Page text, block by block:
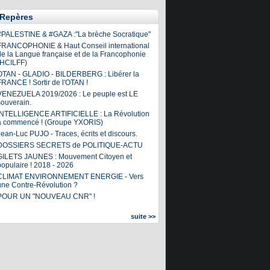
& #GAZA :"La brèche Socratique"
& Haut Conseil international
la Langue française et de la Francophonie
- GLADIO - BILDERBERG : Libérer la
! Sortir de l'OTAN !
2019/2026 : Le peuple est LE
ARTIFICIELLE : La Révolution
commencé ! (Groupe YXORIS)
Luc PUJO - Traces, écrits et discours.
SECRETS de POLITIQUE-ACTU
JAUNES : Mouvement Citoyen et
! 2018 - 2026
ENVIRONNEMENT ENERGIE - Vers
Contre-Révolution ?
UN "NOUVEAU CNR" !
suite >>